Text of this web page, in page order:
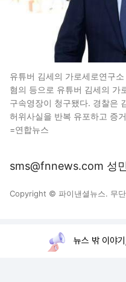
유튜버 김세의 가로세로연구
혐의 등으로 유튜버 김세의 가
구속영장이 청구됐다. 경찰은
허위사실을 반복 유포하고 증
=연합뉴스
sms@fnnews.com 성
Copyright © 파이낸셜뉴스. 무
뉴스 밖 이야